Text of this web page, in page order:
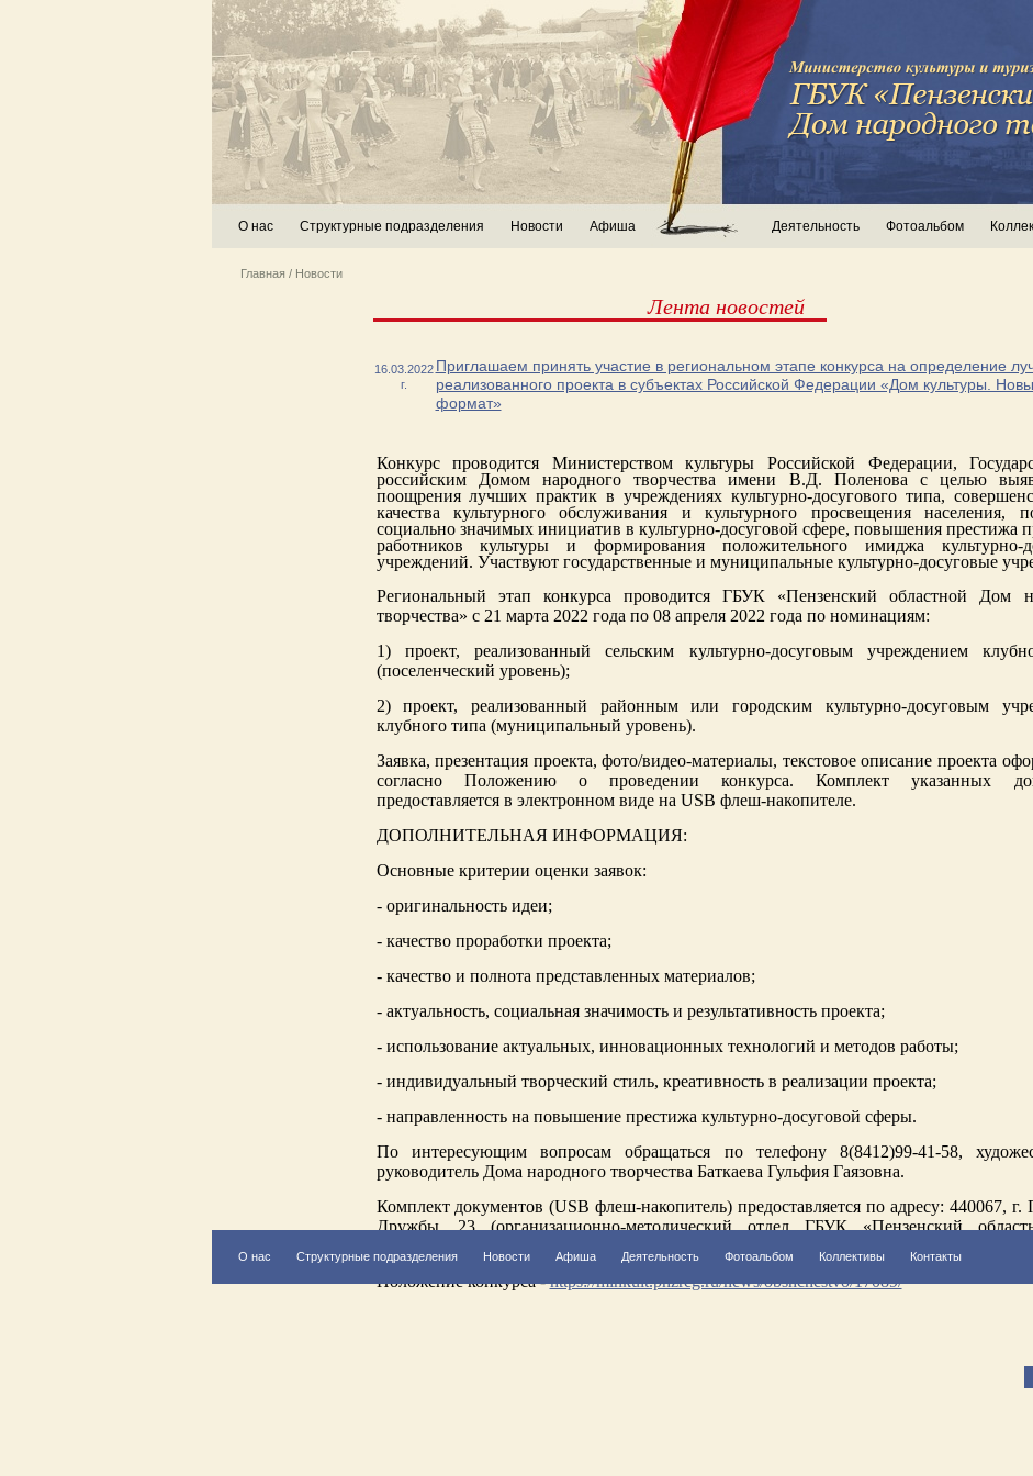
О нас Структурные подразделения Новости Афиша Деятельность Фотоальбом
Главная / Новости
Лента новостей
16.03.2022
г.
Приглашаем принять участие в региональном этапе конкурса на определение
реализованного проекта в субъектах Российской Федерации «Дом культуры.
формат»
Конкурс проводится Министерством культуры Российской Федерации,
российским Домом народного творчества имени В.Д. Поленова с целью
поощрения лучших практик в учреждениях культурно-досугового типа,
качества культурного обслуживания и культурного просвещения населения,
социально значимых инициатив в культурно-досуговой сфере, повышения престижа
работников культуры и формирования положительного имиджа культурно-
учреждений. Участвуют государственные и муниципальные культурно-досуговые
Региональный этап конкурса проводится ГБУК «Пензенский областной Дом
творчества» с 21 марта 2022 года по 08 апреля 2022 года по номинациям:
1) проект, реализованный сельским культурно-досуговым учреждением
(поселенческий уровень);
2) проект, реализованный районным или городским культурно-досуговым
клубного типа (муниципальный уровень).
Заявка, презентация проекта, фото/видео-материалы, текстовое описание проекта
согласно Положению о проведении конкурса. Комплект указанных
предоставляется в электронном виде на USB флеш-накопителе.
ДОПОЛНИТЕЛЬНАЯ ИНФОРМАЦИЯ:
Основные критерии оценки заявок:
- оригинальность идеи;
- качество проработки проекта;
- качество и полнота представленных материалов;
- актуальность, социальная значимость и результативность проекта;
- использование актуальных, инновационных технологий и методов работы;
- индивидуальный творческий стиль, креативность в реализации проекта;
- направленность на повышение престижа культурно-досуговой сферы.
По интересующим вопросам обращаться по телефону 8(8412)99-41-58,
руководитель Дома народного творчества Баткаева Гульфия Гаязовна.
Комплект документов (USB флеш-накопитель) предоставляется по адресу: 440067, г.
Дружбы, 23 (организационно-методический отдел ГБУК «Пензенский
Положение конкурса -https://minkult.pnzreg.ru/news/obshchestvo/17089/
О нас Структурные подразделения Новости Афиша Деятельность Фотоальбом Коллективы Контакты